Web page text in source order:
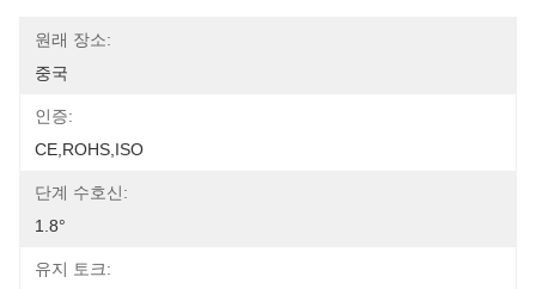
원래 장소:
중국
인증:
CE,ROHS,ISO
단계 수호신:
1.8°
유지 토크: